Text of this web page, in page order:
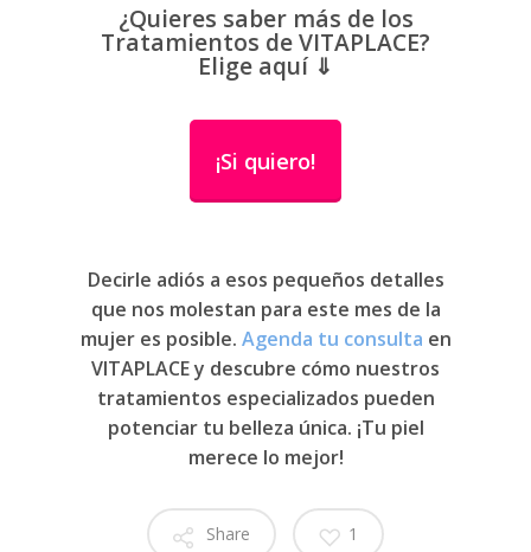
¿Quieres saber más de los
Tratamientos de VITAPLACE?
Elige aquí ⇓
¡Si quiero!
Decirle adiós a esos pequeños detalles
que nos molestan para este mes de la
mujer es posible. Agenda tu consulta en
VITAPLACE y descubre cómo nuestros
tratamientos especializados pueden
potenciar tu belleza única. ¡Tu piel
merece lo mejor!
Share 1